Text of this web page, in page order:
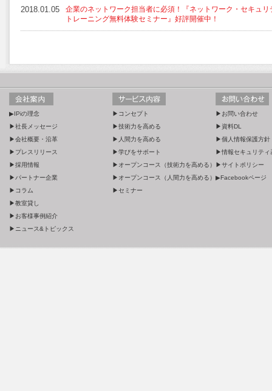
2018.01.05
企業のネットワーク担当者に必須！『ネットワーク・セキュ
トレーニング無料体験セミナー』好評開催中！
▶IPiの理念
▶社長メッセージ
▶会社概要・沿革
▶プレスリリース
▶採用情報
▶パートナー企業
▶コラム
▶教室貸し
▶お客様事例紹介
▶ニュース&トピックス
▶コンセプト
▶技術力を高める
▶人間力を高める
▶学びをサポート
▶オープンコース（技術力を高める）
▶オープンコース（人間力を高める）
▶セミナー
▶お問い合わせ
▶資料DL
▶個人情報保護方針
▶情報セキュリティ
▶サイトポリシー
▶Facebookページ